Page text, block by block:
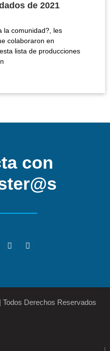
de 2021
la comunidad?, les
colaboraron en
lista de producciones
con
Derechos Reservados